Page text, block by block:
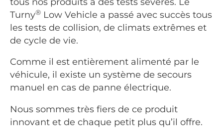
Turny® Low Vehicle a passé avec succès tous
les tests de collision, de climats extrêmes et
de cycle de vie.
Comme il est entièrement alimenté par le
véhicule, il existe un système de secours
manuel en cas de panne électrique.
Nous sommes très fiers de ce produit
innovant et de chaque petit plus qu’il offre.